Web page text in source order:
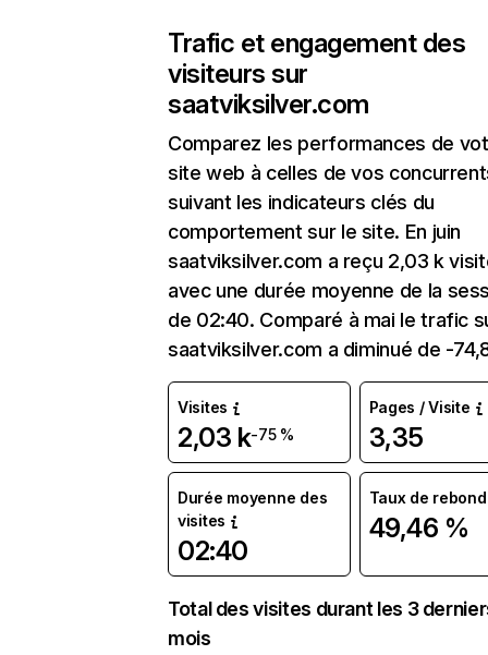
Trafic et engagement des
visiteurs sur
saatviksilver.com
Comparez les performances de
site web à celles de vos
suivant les indicateurs clés du
comportement sur le site. En juin
saatviksilver.com a reçu 2,03 k
avec une durée moyenne de la
de 02:40. Comparé à mai le trafic
saatviksilver.com a diminué de -
Visites
2,03 k-75 %
Pages / Visite
3,35
Durée moyenne des
visites
02:40
Taux de rebond
49,46 %
Total des visites durant les 3
mois